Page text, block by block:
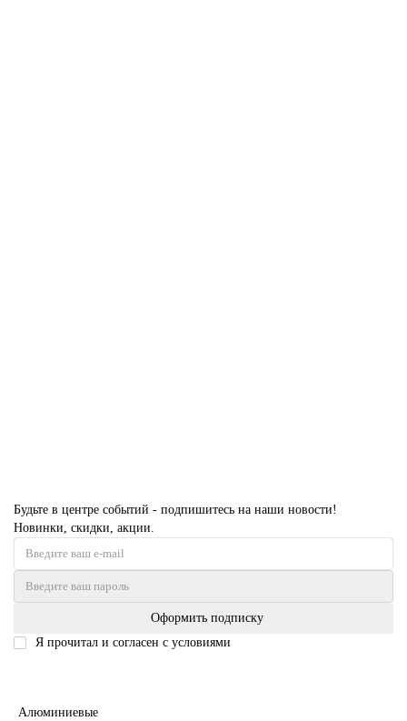
Будьте в центре событий - подпишитесь на наши новости!
Новинки, скидки, акции.
Оформить подписку
Я прочитал и согласен с условиями
Алюминиевые